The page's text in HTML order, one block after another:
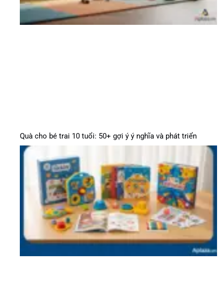
Quà cho bé trai 10 tuổi: 50+ gợi ý ý nghĩa và phát triển